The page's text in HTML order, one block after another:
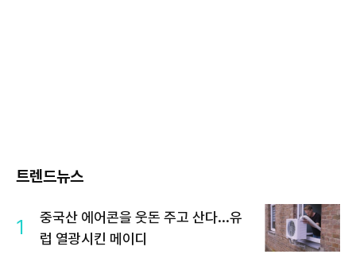
트렌드뉴스
1
중국산 에어콘을 웃돈 주고 산다...유
럽 열광시킨 메이디